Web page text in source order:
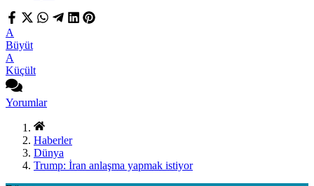
A
Büyüt
A
Küçült
Yorumlar
Haberler
Dünya
Trump: İran anlaşma yapmak istiyor